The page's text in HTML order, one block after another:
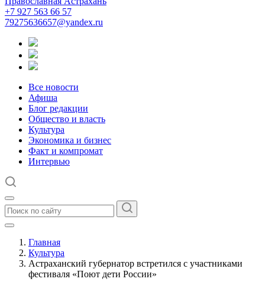
+7 927 563 66 57
79275636657@yandex.ru
Все новости
Афиша
Блог редакции
Общество и власть
Культура
Экономика и бизнес
Факт и компромат
Интервью
Главная
Культура
Астраханский губернатор встретился с участниками
фестиваля «Поют дети России»